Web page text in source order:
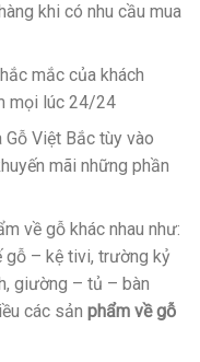
khi có nhu cầu mua
mắc của khách
mọi lúc 24/24
Việt Bắc tùy vào
mãi những phần
về gỗ khác nhau như:
gỗ – kệ tivi, trường kỷ
giường – tủ – bàn
các sản phẩm về gỗ